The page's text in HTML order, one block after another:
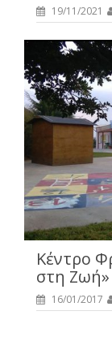
19/11/2021
Κέντρο
στη
16/01/2017